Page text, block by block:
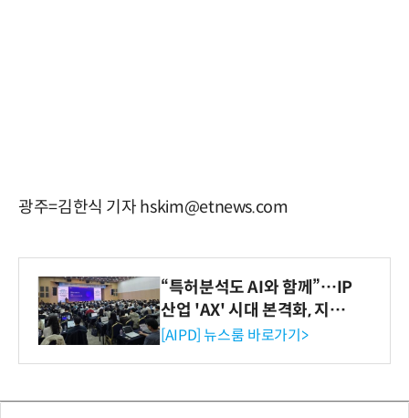
광주=김한식 기자 hskim@etnews.com
“특허분석도 AI와 함께”…IP
산업 'AX' 시대 본격화, 지식
재산처 1호 AI IP데이터분석
[AIPD] 뉴스룸 바로가기>